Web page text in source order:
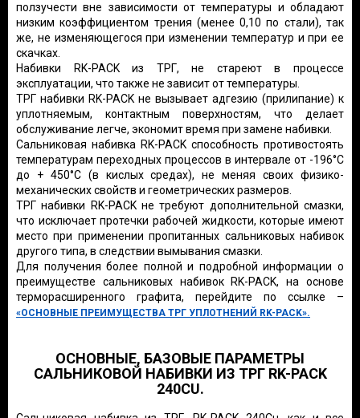
ползучести вне зависимости от температуры и обладают
низким коэффициентом трения (менее 0,10 по стали), так
же, не изменяющегося при изменении температур и при ее
скачках.
Набивки RK-PACK из ТРГ, не стареют в процессе
эксплуатации, что также не зависит от температуры.
ТРГ набивки RK-PACK не вызывает адгезию (прилипание) к
уплотняемым, контактным поверхностям, что делает
обслуживание легче, экономит время при замене набивки.
Сальниковая набивка RK-PACK способность противостоять
температурам переходных процессов в интервале от -196°С
до + 450°С (в кислых средах), не меняя своих физико-
механических свойств и геометрических размеров.
ТРГ набивки RK-PACK не требуют дополнительной смазки,
что исключает протечки рабочей жидкости, которые имеют
место при применении пропитанных сальниковых набивок
другого типа, в следствии вымывания смазки.
Для получения более полной и подробной информации о
преимуществе сальниковых набивок RK-PACK, на основе
терморасширенного графита, перейдите по ссылке –
«ОСНОВНЫЕ ПРЕИМУЩЕСТВА ТРГ УПЛОТНЕНИЙ RK-PACK».
ОСНОВНЫЕ, БАЗОВЫЕ ПАРАМЕТРЫ
САЛЬНИКОВОЙ НАБИВКИ ИЗ ТРГ RK-PACK
240CU.